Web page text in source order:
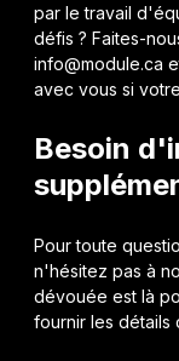
par le travail
défis ? Faites-
info@module.ca
avec vous si
Besoin
Pour toute
n'hésitez pas à
dévouée est là
fournir les détails